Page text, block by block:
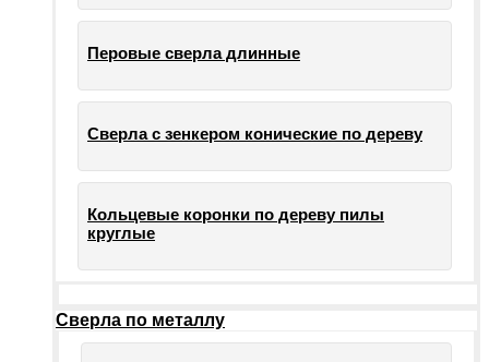
Перовые сверла длинные
Сверла с зенкером конические по дереву
Кольцевые коронки по дереву пилы
круглые
Сверла по металлу